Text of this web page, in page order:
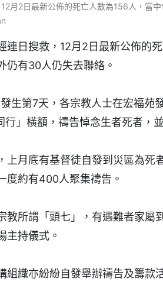
月2日最新公佈的死亡人數為156人，當
連日搜救，12月2日最新公佈的
仍有30人仍失去聯絡。
生第7天，各宗教人士在宏福苑
行」橫額，禱告悼念生者死者，
上月底有基督徒自發到災區為死
度約有400人聚集禱告。
教所謂「頭七」，有遇難者家屬
主持儀式。
組織亦紛紛自發舉辦禱告及籌款